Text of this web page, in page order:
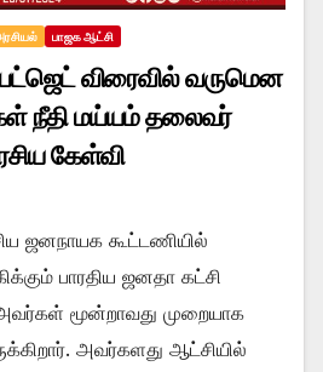
பாஜக ஆட்சி
விரைவில் வருமென
நீதி மய்யம் தலைவர்
கேள்வி
ஜனநாயக கூட்டணியில்
பாரதிய ஜனதா கட்சி
அவர்கள் மூன்றாவது முறையாக
அவர்களது ஆட்சியில்